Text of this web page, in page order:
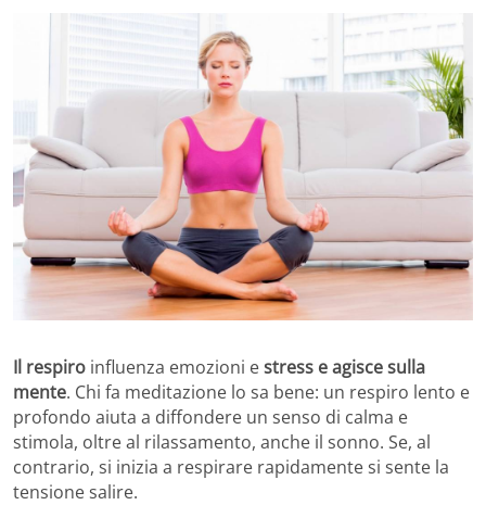
Il respiro influenza emozioni estress e agisce sulla
mente. Chi fa meditazione lo sa bene: un respiro lento e
profondo aiuta a diffondere un senso di calma e
stimola, oltre al rilassamento, anche il sonno. Se, al
contrario, si inizia a respirare rapidamente si sente la
tensione salire.